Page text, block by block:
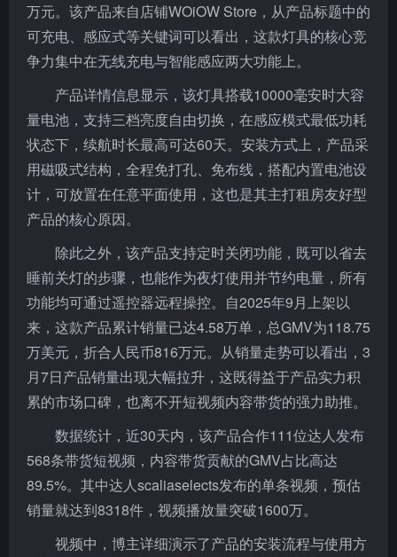
万元。该产品来自店铺WOiOW Store，从产品标题中的
可充电、感应式等关键词可以看出，这款灯具的核心竞
争力集中在无线充电与智能感应两大功能上。
产品详情信息显示，该灯具搭载10000毫安时大容
量电池，支持三档亮度自由切换，在感应模式最低功耗
状态下，续航时长最高可达60天。安装方式上，产品采
用磁吸式结构，全程免打孔、免布线，搭配内置电池设
计，可放置在任意平面使用，这也是其主打租房友好型
产品的核心原因。
除此之外，该产品支持定时关闭功能，既可以省去
睡前关灯的步骤，也能作为夜灯使用并节约电量，所有
功能均可通过遥控器远程操控。自2025年9月上架以
来，这款产品累计销量已达4.58万单，总GMV为118.75
万美元，折合人民币816万元。从销量走势可以看出，3
月7日产品销量出现大幅拉升，这既得益于产品实力积
累的市场口碑，也离不开短视频内容带货的强力助推。
数据统计，近30天内，该产品合作111位达人发布
568条带货短视频，内容带货贡献的GMV占比高达
89.5%。其中达人scaliaselects发布的单条视频，预估
销量就达到8318件，视频播放量突破1600万。
视频中，博主详细演示了产品的安装流程与使用方